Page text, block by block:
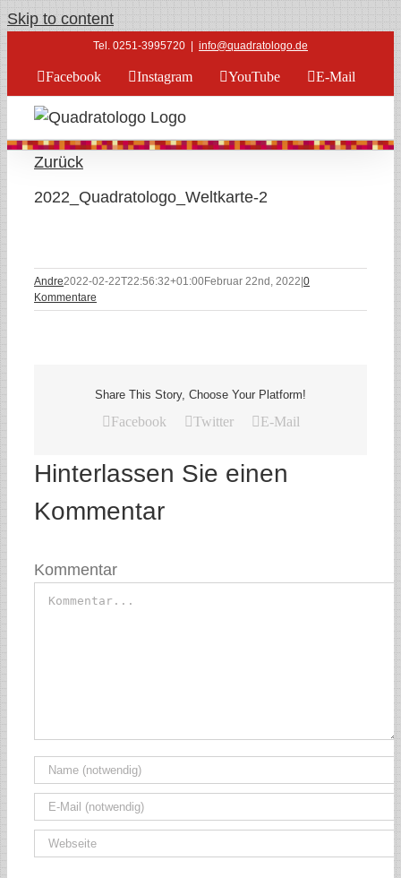
Skip to content
Tel. 0251-3995720 info@quadratologo.de
Facebook Instagram YouTube E-Mail
Zurück
2022_Quadratologo_Weltkarte-2
Andre2022-02-22T22:56:32+01:00Februar 22nd, 2022 0
Kommentare
Share This Story, Choose Your Platform!
Facebook Twitter E-Mail
Hinterlassen Sie einen
Kommentar
Kommentar